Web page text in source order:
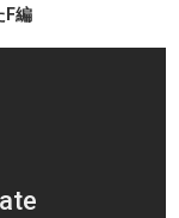
F編